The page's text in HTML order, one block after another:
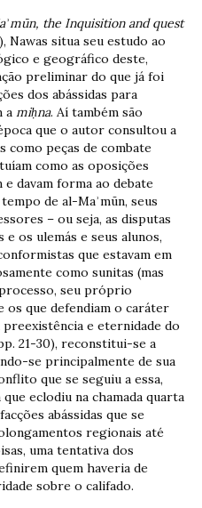
ʾmūn, the Inquisition and quest
Nawas situa seu estudo ao
e geográfico deste,
preliminar do que já foi
dos abássidas para
a miḥna. Aí também são
que o autor consultou a
peças de combate
como as oposições
e davam forma ao debate
de al-Maʾmūn, seus
– ou seja, as disputas
os ulemás e seus alunos,
que estavam em
como sunitas (mas
seu próprio
que defendiam o caráter
e eternidade do
21-30), reconstitui-se a
se principalmente de sua
que se seguiu a essa,
eclodiu na chamada quarta
abássidas que se
regionais até
uma tentativa dos
quem haveria de
sobre o califado.